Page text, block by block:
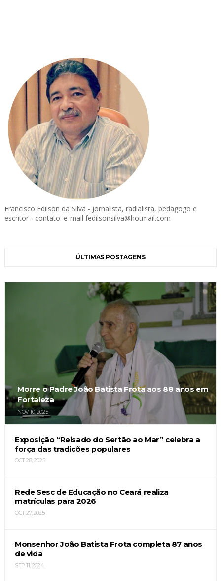
Francisco Edilson da Silva - Jornalista, radialista, pedagogo e
escritor - contato: e-mail fedilsonsilva@hotmail.com
ÚLTIMAS POSTAGENS
Morre o Padre João Batista Frota aos 88 anos em
Fortaleza
NOV 10, 2025
Exposição “Reisado do Sertão ao Mar” celebra a
força das tradições populares
OCT 28, 2025
Rede Sesc de Educação no Ceará realiza
matrículas para 2026
OCT 27, 2025
Monsenhor João Batista Frota completa 87 anos
de vida
SEP 11, 2024